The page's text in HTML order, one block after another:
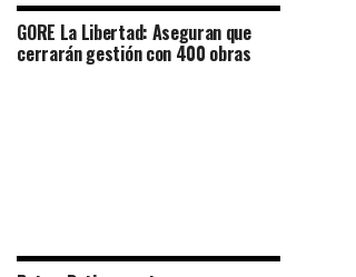
GORE La Libertad: Aseguran que
cerrarán gestión con 400 obras